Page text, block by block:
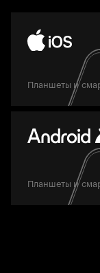
Планшеты и
Планшеты и